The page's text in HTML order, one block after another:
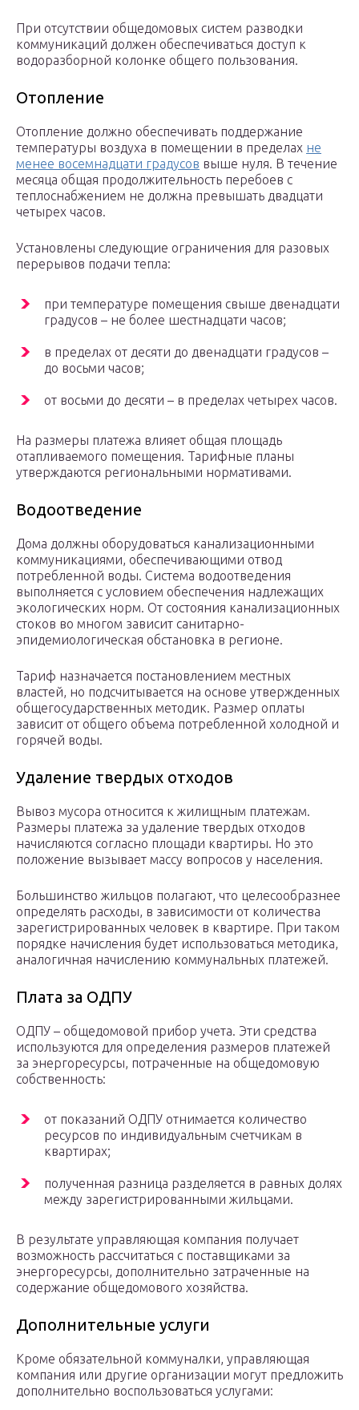
При отсутствии общедомовых систем разводки
коммуникаций должен обеспечиваться доступ к
водоразборной колонке общего пользования.
Отопление
Отопление должно обеспечивать поддержание
температуры воздуха в помещении в пределах не
менее восемнадцати градусов выше нуля. В течение
месяца общая продолжительность перебоев с
теплоснабжением не должна превышать двадцати
четырех часов.
Установлены следующие ограничения для разовых
перерывов подачи тепла:
при температуре помещения свыше двенадцати
градусов – не более шестнадцати часов;
в пределах от десяти до двенадцати градусов –
до восьми часов;
от восьми до десяти – в пределах четырех часов.
На размеры платежа влияет общая площадь
отапливаемого помещения. Тарифные планы
утверждаются региональными нормативами.
Водоотведение
Дома должны оборудоваться канализационными
коммуникациями, обеспечивающими отвод
потребленной воды. Система водоотведения
выполняется с условием обеспечения надлежащих
экологических норм. От состояния канализационных
стоков во многом зависит санитарно-
эпидемиологическая обстановка в регионе.
Тариф назначается постановлением местных
властей, но подсчитывается на основе утвержденных
общегосударственных методик. Размер оплаты
зависит от общего объема потребленной холодной и
горячей воды.
Удаление твердых отходов
Вывоз мусора относится к жилищным платежам.
Размеры платежа за удаление твердых отходов
начисляются согласно площади квартиры. Но это
положение вызывает массу вопросов у населения.
Большинство жильцов полагают, что целесообразнее
определять расходы, в зависимости от количества
зарегистрированных человек в квартире. При таком
порядке начисления будет использоваться методика,
аналогичная начислению коммунальных платежей.
Плата за ОДПУ
ОДПУ – общедомовой прибор учета. Эти средства
используются для определения размеров платежей
за энергоресурсы, потраченные на общедомовую
собственность:
от показаний ОДПУ отнимается количество
ресурсов по индивидуальным счетчикам в
квартирах;
полученная разница разделяется в равных долях
между зарегистрированными жильцами.
В результате управляющая компания получает
возможность рассчитаться с поставщиками за
энергоресурсы, дополнительно затраченные на
содержание общедомового хозяйства.
Дополнительные услуги
Кроме обязательной коммуналки, управляющая
компания или другие организации могут предложить
дополнительно воспользоваться услугами: